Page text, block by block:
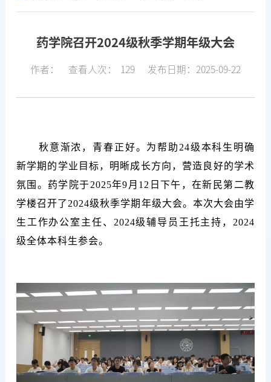
药学院召开2024级秋季学期年级大会
作者： 查看人次： 129 发布日期：2025-09-22
秋意渐浓，青春正好。为帮助24级本科生明确
新学期的学业目标，明晰成长方向，营造良好的学术
氛围。药学院于2025年9月12日下午，在新民第二教
学楼召开了2024级秋季学期年级大会。本次大会由学
生工作办公室主任、2024级辅导员王托主持，2024
级全体本科生参会。